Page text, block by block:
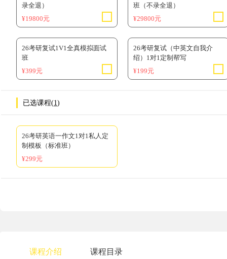
录全退）
¥19800元
班（不录全退）
¥29800元
26考研复试1V1全真模拟面试
班
¥399元
26考研复试（中英文自我介
绍）1对1定制帮写
¥199元
已选课程(1)
26考研英语一作文1对1私人定
制模板（标准班）
¥299元
课程介绍 课程目录